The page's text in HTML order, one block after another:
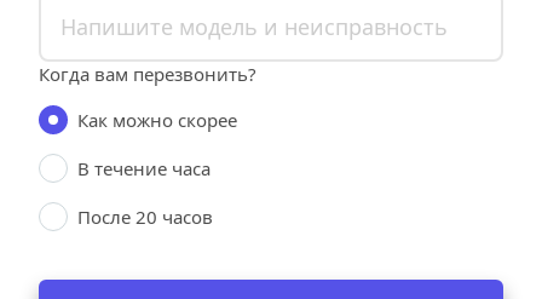
Когда вам перезвонить?
Как можно скорее
В течение часа
После 20 часов